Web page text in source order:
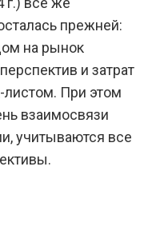
прежней:
на рынок
и затрат
листом. При этом
взаимосвязи
учитываются все